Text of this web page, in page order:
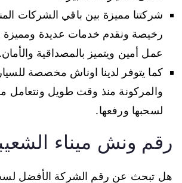
شركتنا مميزة بين باقي الشركات
رخيصة ونقدم خدمات عديدة
عمل أمين ويتميز بالمصداقية والأمان.
كما يتوفر لدينا اوناش مخصصة
والمركونة منذ وقت طويل ونتعامل
لسحبها ورفعها.
رقم ونش ميناء
هل تبحث عن رقم الشركة الأفضل